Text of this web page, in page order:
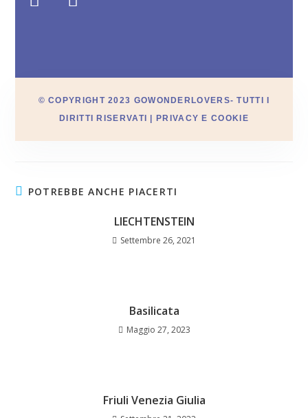
© COPYRIGHT 2023 GOWONDERLOVERS- TUTTI I
DIRITTI RISERVATI | PRIVACY E COOKIE
POTREBBE ANCHE PIACERTI
LIECHTENSTEIN
Settembre 26, 2021
Basilicata
Maggio 27, 2023
Friuli Venezia Giulia